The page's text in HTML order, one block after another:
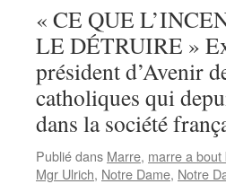
« CE QUE
LE DÉTRUIRE »
président d’Avenir
catholiques qui
dans la société
Publié dans Marre, marre a
Mgr Ulrich, Notre Dame, Notre